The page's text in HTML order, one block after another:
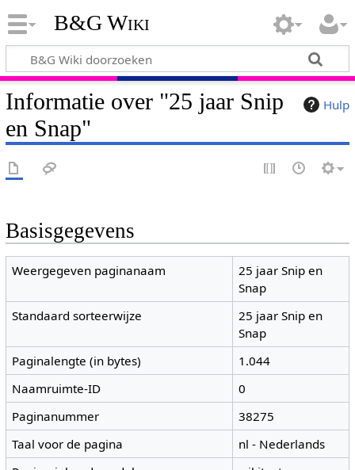
B&G Wiki
Hulp
Informatie over "25 jaar Snip
en Snap"
Basisgegevens
Weergegeven paginanaam
25 jaar Snip en
Snap
Standaard sorteerwijze
25 jaar Snip en
Snap
Paginalengte (in bytes)
1.044
Naamruimte-ID
0
Paginanummer
38275
Taal voor de pagina
nl - Nederlands